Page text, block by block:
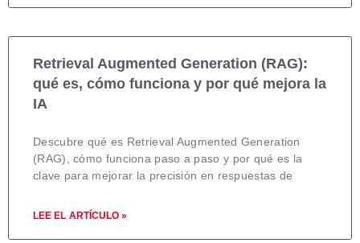
Retrieval Augmented Generation (RAG):
qué es, cómo funciona y por qué mejora la
IA
Descubre qué es Retrieval Augmented Generation
(RAG), cómo funciona paso a paso y por qué es la
clave para mejorar la precisión en respuestas de
LEE EL ARTÍCULO »